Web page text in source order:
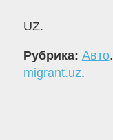
UZ.
Рубрика: Авто.
migrant.uz.